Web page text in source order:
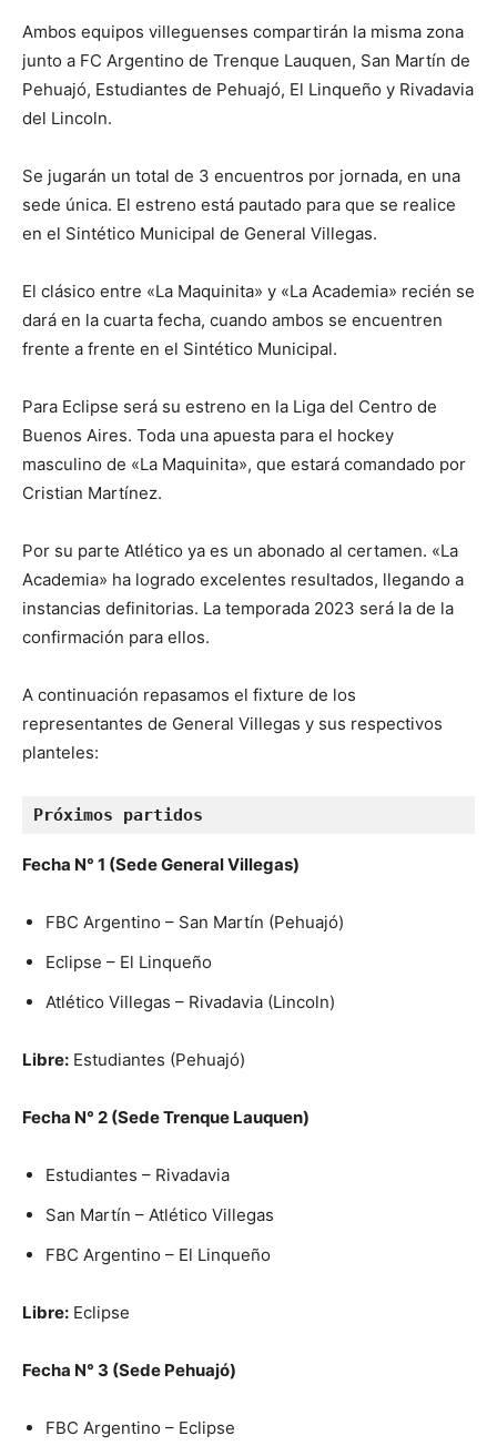
Ambos equipos villeguenses compartirán la misma zona
junto a FC Argentino de Trenque Lauquen, San Martín de
Pehuajó, Estudiantes de Pehuajó, El Linqueño y Rivadavia
del Lincoln.
Se jugarán un total de 3 encuentros por jornada, en una
sede única. El estreno está pautado para que se realice
en el Sintético Municipal de General Villegas.
El clásico entre «La Maquinita» y «La Academia» recién se
dará en la cuarta fecha, cuando ambos se encuentren
frente a frente en el Sintético Municipal.
Para Eclipse será su estreno en la Liga del Centro de
Buenos Aires. Toda una apuesta para el hockey
masculino de «La Maquinita», que estará comandado por
Cristian Martínez.
Por su parte Atlético ya es un abonado al certamen. «La
Academia» ha logrado excelentes resultados, llegando a
instancias definitorias. La temporada 2023 será la de la
confirmación para ellos.
A continuación repasamos el fixture de los
representantes de General Villegas y sus respectivos
planteles:
Próximos partidos
Fecha N° 1 (Sede General Villegas)
FBC Argentino – San Martín (Pehuajó)
Eclipse – El Linqueño
Atlético Villegas – Rivadavia (Lincoln)
Libre: Estudiantes (Pehuajó)
Fecha N° 2 (Sede Trenque Lauquen)
Estudiantes – Rivadavia
San Martín – Atlético Villegas
FBC Argentino – El Linqueño
Libre: Eclipse
Fecha N° 3 (Sede Pehuajó)
FBC Argentino – Eclipse